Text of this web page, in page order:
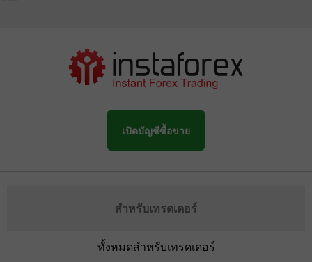
เปิดบัญชีซื้อขาย
สำหรับเทรดเดอร์
ทั้งหมดสำหรับเทรดเดอร์